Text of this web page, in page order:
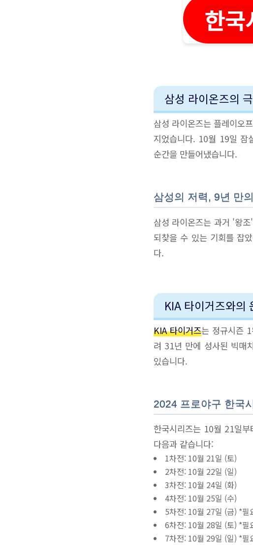
삼성 라이온즈의
삼성 라이온즈는 플레이오
지었습니다. 10월 19일 잠
순간을 만들어냈습니다.
삼성의 저력, 9년 만
삼성 라이온즈는 과거 '왕
되찾을 수 있는 기회를 잡
다.
KIA 타이거즈와의
KIA 타이거즈는 정규시즌
려 31년 만에 성사된 빅매
있습니다.
2024 프로야구 한국
한국시리즈는 10월 21일
다음과 같습니다:
1차전: 10월 21일 (토)
2차전: 10월 22일 (일)
3차전: 10월 24일 (화)
4차전: 10월 25일 (수)
5차전: 10월 27일 (금) *필
6차전: 10월 28일 (토) *필
7차전: 10월 29일 (일) *필